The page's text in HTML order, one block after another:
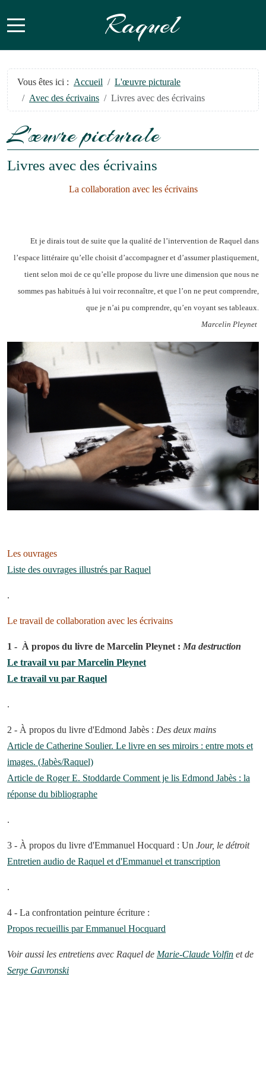
Mobile Menu Toggle Raquel
Vous êtes ici : Accueil
L'œuvre picturale
Avec des écrivains
Livres avec des écrivains
L'œuvre picturale
Livres avec des écrivains
La collaboration avec les écrivains
Et je dirais tout de suite que la qualité de l’intervention de Raquel dans
l’espace littéraire qu’elle choisit d’accompagner et d’assumer plastiquement,
tient selon moi de ce qu’elle propose du livre une dimension que nous ne
sommes pas habitués à lui voir reconnaître, et que l’on ne peut comprendre,
que je n’ai pu comprendre, qu’en voyant ses tableaux.
Marcelin Pleynet
Les ouvrages
Liste des ouvrages illustrés par Raquel
.
Le travail de collaboration avec les écrivains
1 - À propos du livre de Marcelin Pleynet : Ma destruction
Le travail vu par Marcelin Pleynet
Le travail vu par Raquel
.
2 - À propos du livre d'Edmond Jabès : Des deux mains
Article de Catherine Soulier. Le livre en ses miroirs : entre mots et
images. (Jabès/Raquel)
Article de Roger E. Stoddarde Comment je lis Edmond Jabès : la
réponse du bibliographe
.
3 - À propos du livre d'Emmanuel Hocquard : Un Jour, le détroit
Entretien audio de Raquel et d'Emmanuel et transcription
.
4 - La confrontation peinture écriture :
Propos recueillis par Emmanuel Hocquard
Voir aussi les entretiens avec Raquel de Marie-Claude Volfin et de
Serge Gavronski